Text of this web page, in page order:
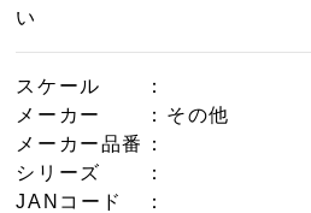
い
スケール
：
メーカー
：その他
メーカー品番
：
シリーズ
：
JANコード
：